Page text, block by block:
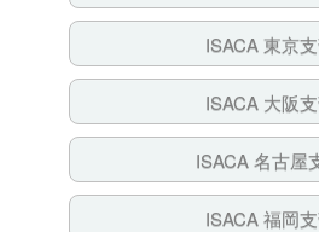
ISACA 東京
ISACA 大阪
ISACA 名古屋
ISACA 福岡